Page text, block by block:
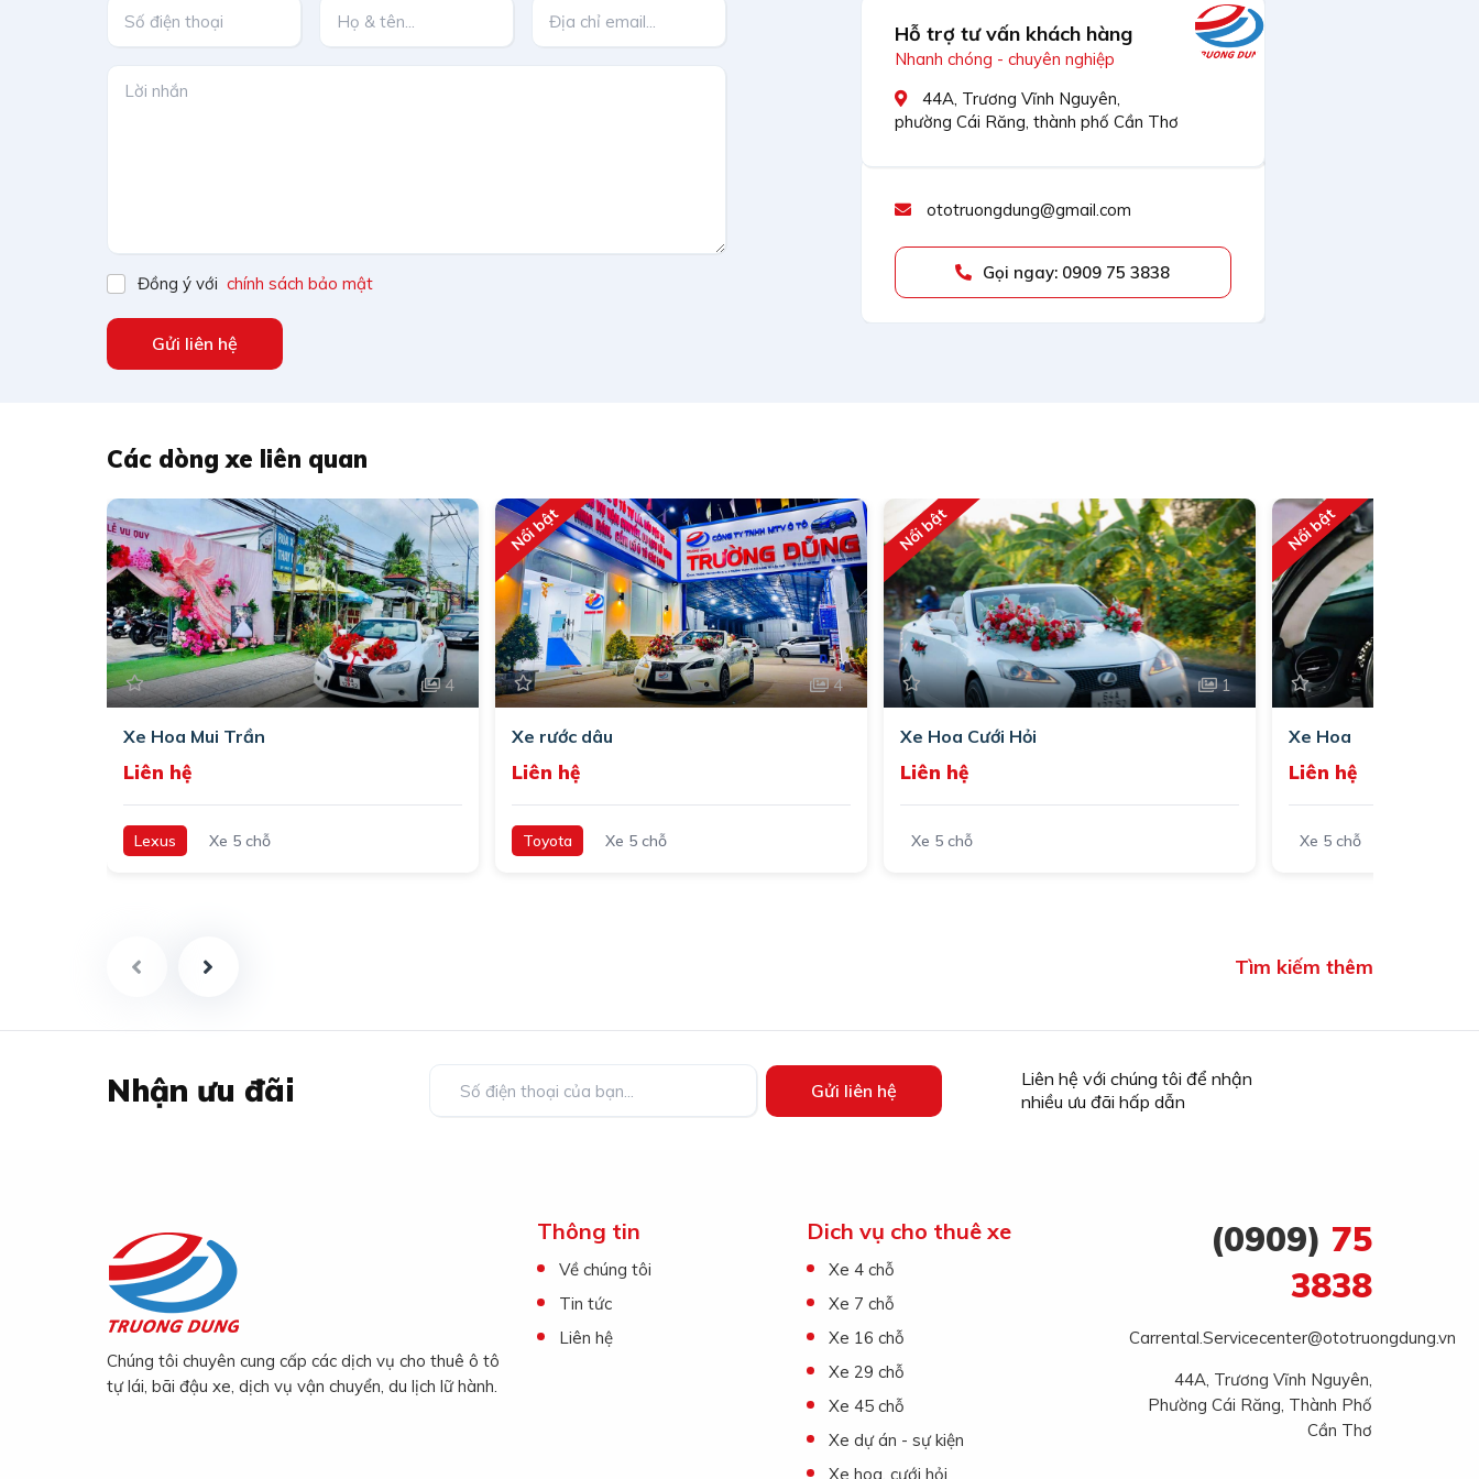
Đồng ý với chính sách bảo mật
Gửi liên hệ
Hỗ trợ tư vấn khách hàng
Nhanh chóng - chuyên nghiệp
44A, Trương Vĩnh Nguyên,
phường Cái Răng, thành phố Cần Thơ
ototruongdung@gmail.com
Gọi ngay: 0909 75 3838
Các dòng xe liên quan
4
Xe Hoa Mui Trần
Liên hệ
Lexus Xe 5 chỗ
4
Nổi bật
Xe rước dâu
Liên hệ
Toyota Xe 5 chỗ
1
Nổi bật
Xe Hoa Cưới Hỏi
Liên hệ
Xe 5 chỗ
Nổi bật
Xe Hoa
Liên hệ
Xe 5 chỗ
Tìm kiếm thêm
Nhận ưu đãi Gửi liên hệ
Liên hệ với chúng tôi để nhận
nhiều ưu đãi hấp dẫn
Chúng tôi chuyên cung cấp các dịch vụ cho thuê ô tô
tự lái, bãi đậu xe, dịch vụ vận chuyển, du lịch lữ hành.
Thông tin
Về chúng tôi
Tin tức
Liên hệ
Dich vụ cho thuê xe
Xe 4 chỗ
Xe 7 chỗ
Xe 16 chỗ
Xe 29 chỗ
Xe 45 chỗ
Xe dự án - sự kiện
Xe hoa, cưới hỏi
(0909) 75
3838
Carrental.Servicecenter@ototruongdung.vn
44A, Trương Vĩnh Nguyên,
Phường Cái Răng, Thành Phố
Cần Thơ